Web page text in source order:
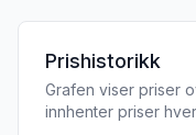
Prishistorikk
Grafen viser priser
innhenter priser